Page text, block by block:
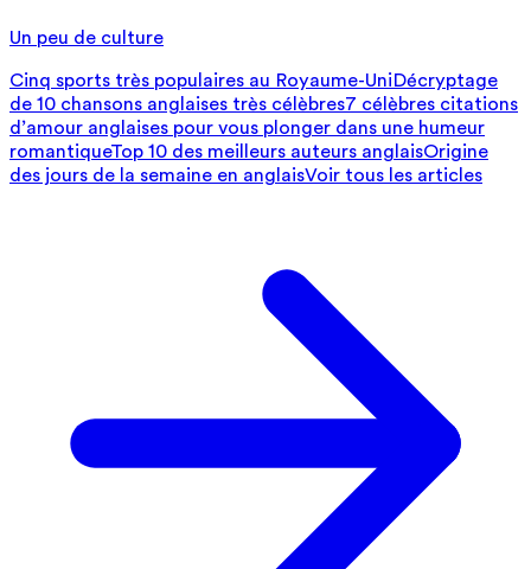
Un peu de culture
Cinq sports très populaires au Royaume-UniDécryptage
de 10 chansons anglaises très célèbres7 célèbres citations
d’amour anglaises pour vous plonger dans une humeur
romantiqueTop 10 des meilleurs auteurs anglaisOrigine
des jours de la semaine en anglaisVoir tous les articles